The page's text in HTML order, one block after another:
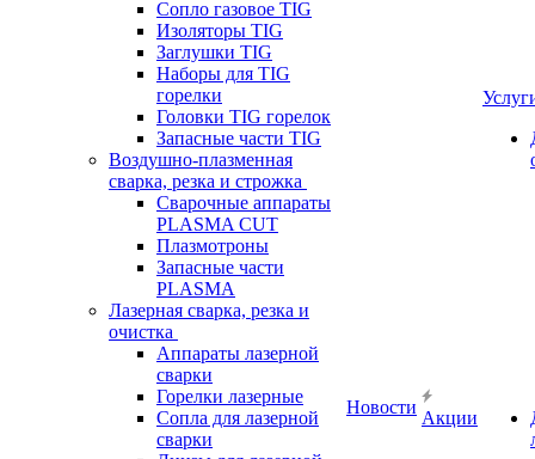
Сопло газовое TIG
Изоляторы TIG
Заглушки TIG
Наборы для TIG
горелки
Головки TIG горелок
Запасные части TIG
Воздушно-плазменная
сварка, резка и строжка
Сварочные аппараты
PLASMA CUT
Плазмотроны
Запасные части
PLASMA
Лазерная сварка, резка и
очистка
Аппараты лазерной
сварки
Горелки лазерные
Сопла для лазерной
сварки
Новости
Акции